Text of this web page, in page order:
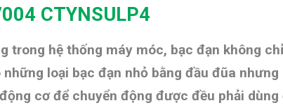
CTYNSULP4
trong hệ thống máy móc, bạc đạn không
loại bạc đạn nhỏ bằng đầu đũa nhưng
cơ để chuyển động được đều phải